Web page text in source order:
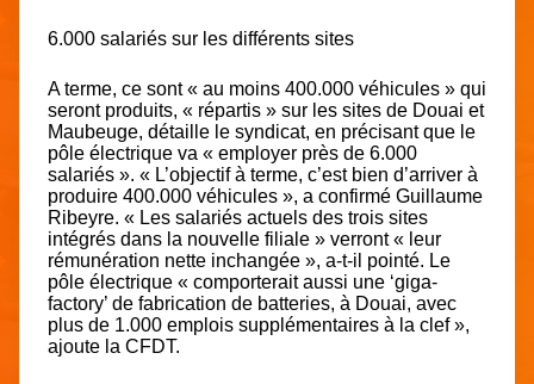
6.000 salariés sur les différents sites
A terme, ce sont « au moins 400.000 véhicules » qui
seront produits, « répartis » sur les sites de Douai et
Maubeuge, détaille le syndicat, en précisant que le
pôle électrique va « employer près de 6.000
salariés ». « L’objectif à terme, c’est bien d’arriver à
produire 400.000 véhicules », a confirmé Guillaume
Ribeyre. « Les salariés actuels des trois sites
intégrés dans la nouvelle filiale » verront « leur
rémunération nette inchangée », a-t-il pointé. Le
pôle électrique « comporterait aussi une ‘giga-
factory’ de fabrication de batteries, à Douai, avec
plus de 1.000 emplois supplémentaires à la clef »,
ajoute la CFDT.